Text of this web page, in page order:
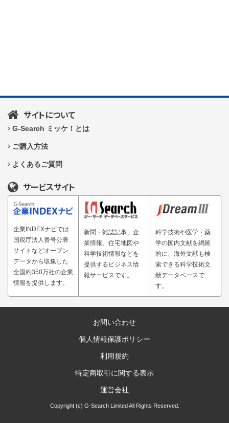
サイトについて
G-Search ミッケ！とは
ご購入方法
よくあるご質問
サービスサイト
企業INDEXナビでは
国税庁法人番号公表
サイトなどオープン
データから収集した
全国約350万社の企業
情報を提供します。
新聞・雑誌記事、企
業情報、住宅地図や
科学技術情報などを
提供するビジネス情
報サービスです。
科学技術や医学・薬
学の国内文献を網羅
的に、海外文献も検
索できる科学技術文
献データベースで
す。
お問い合わせ
個人情報保護ポリシー
利用規約
特定商取引に関する表示
運営会社
Copyright (c) G-Search Limited All Rights Reserved.